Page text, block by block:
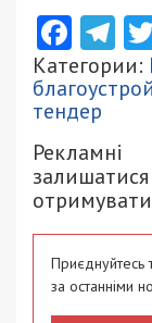
Категории:
тендер
Приєднуйтесь
за останніми